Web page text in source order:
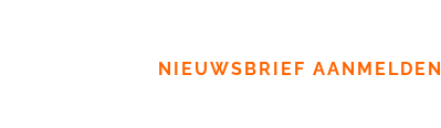
NIEUWSBRIEF AANMELDEN